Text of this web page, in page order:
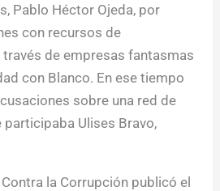
Pablo Héctor Ojeda, por
con recursos de
de empresas fantasmas
con Blanco. En ese tiempo
sobre una red de
Ulises Bravo,
la Corrupción publicó el